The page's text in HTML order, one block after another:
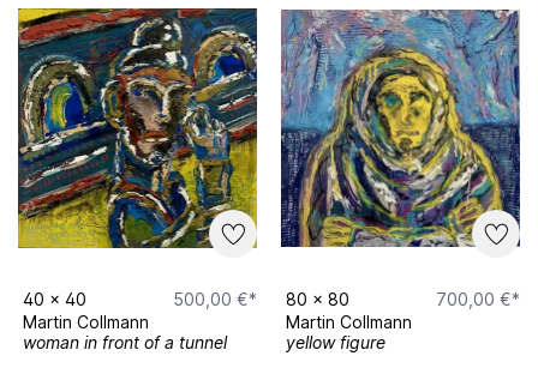
40 x 40
500,00 €*
Martin Collmann
woman in front of a tunnel
80 x 80
700,00 €*
Martin Collmann
yellow figure